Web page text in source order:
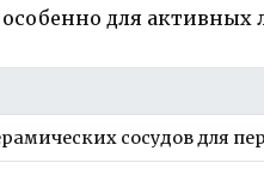
особенно для активных
сосудов для